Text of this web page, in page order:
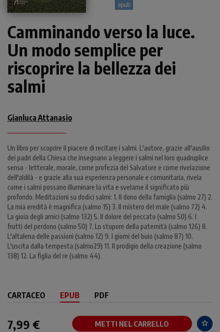
epub
Camminando verso la luce.
Un modo semplice per
riscoprire la bellezza dei
salmi
Gianluca Attanasio
Un libro per scoprire il piacere di recitare i salmi. L'autore, grazie all'ausilio
dei padri della Chiesa che insegnano a leggere i salmi nel loro quadruplice
senso - letterale, morale, come profezia del Salvatore e come rivelazione
dell'aldilà - e grazie alla sua esperienza personale e comunitaria, rivela
come i salmi possano illuminare la vita e svelarne il significato più
profondo. Meditazioni su dodici salmi: 1. Il dono della famiglia (salmo 27) 2.
La mia eredità è magnifica (salmo 15) 3. Il mistero del male (salmo 72) 4.
La gioia degli amici (salmo 132) 5. Il dolore del peccato (salmo 50) 6. I
frutti del perdono (salmo 50) 7. Lo stupore della paternità (salmo 126) 8.
L'altalena delle passioni (salmo 12) 9. I giorni del buio (salmo 87) 10.
L'uscita dalla tempesta (salmo29) 11. Il prodigio della creazione (salmo
138) 12. La figlia del re (salmo 44).
CARTACEO EPUB PDF
7,99 € METTI NEL CARRELLO